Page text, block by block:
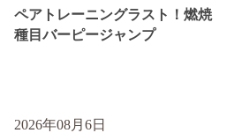
ペアトレーニングラスト！燃焼
種目バーピージャンプ
2026年08月6日